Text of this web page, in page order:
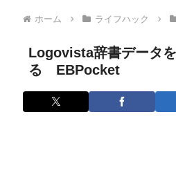
ホーム ライフハック
Logovista辞書データ
る EBPocket